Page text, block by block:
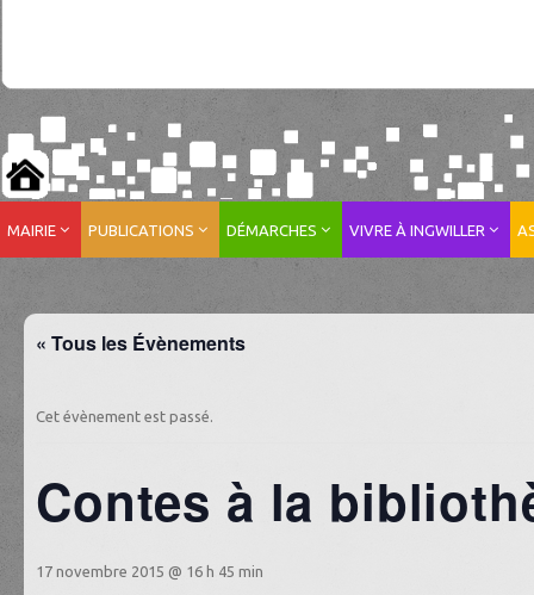
MAIRIE PUBLICATIONS DÉMARCHES VIVRE À INGWILLER
« Tous les Évènements
Cet évènement est passé.
Contes à la
17 novembre 2015 @ 16 h 45 min